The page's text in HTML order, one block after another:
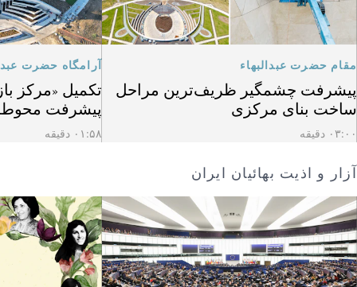
مقام حضرت عبدالبهاء
پیشرفت چشمگیر ظریف‌ترین مراحل
ساخت بنای مرکزی
۰۳:۰۰ دقیقه
آرامگاه حضرت
تکمیل «مرکز
پیشرفت
۰۱:۵۸ دقیقه
آزار و اذیت بهائیان ایران